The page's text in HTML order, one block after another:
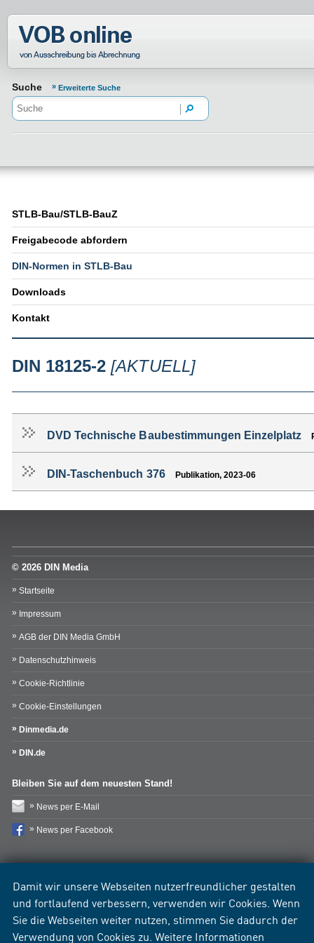
Damit wir unsere Webseiten nutzerfreundlicher gestalten
und fortlaufend verbessern, verwenden wir Cookies. Wenn
Sie die Webseiten weiter nutzen, stimmen Sie dadurch der
Verwendung von Cookies zu. Weitere Informationen
Normenportal Barrierefreiheit
Suche Erweiterte Suche
STLB-Bau/STLB-BauZ
Freigabecode abfordern
DIN-Normen in STLB-Bau
Downloads
Kontakt
DIN 18125-2[AKTUELL]
DVD Technische Baubestimmungen Einzelplatz
DIN-Taschenbuch 376 Publikation, 2023-06
© 2026 DIN Media
Startseite
Impressum
AGB der DIN Media GmbH
Datenschutzhinweis
Cookie-Richtlinie
Cookie-Einstellungen
Dinmedia.de
DIN.de
Bleiben Sie auf dem neuesten Stand!
News per E-Mail
News per Facebook